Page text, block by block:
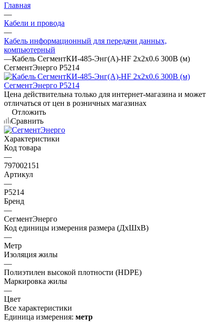
Главная
—
Кабели и провода
—
Кабель информационный для передачи данных,
компьютерный
—Кабель СегментКИ-485-Энг(А)-HF 2х2х0.6 300В (м)
СегментЭнерго Р5214
Цена действительна только для интернет-магазина и может
отличаться от цен в розничных магазинах
Отложить
Сравнить
Характеристики
Код товара
—
797002151
Артикул
—
Р5214
Бренд
—
СегментЭнерго
Код единицы измерения размера (ДхШхВ)
—
Метр
Изоляция жилы
—
Полиэтилен высокой плотности (HDPE)
Маркировка жилы
—
Цвет
Все характеристики
Единица измерения: метр